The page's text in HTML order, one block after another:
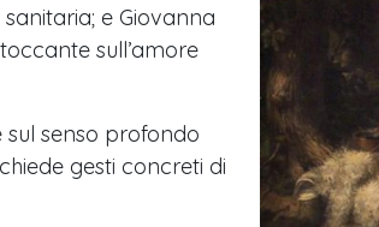
e Giovanna
sull’amore
senso profondo
gesti concreti di